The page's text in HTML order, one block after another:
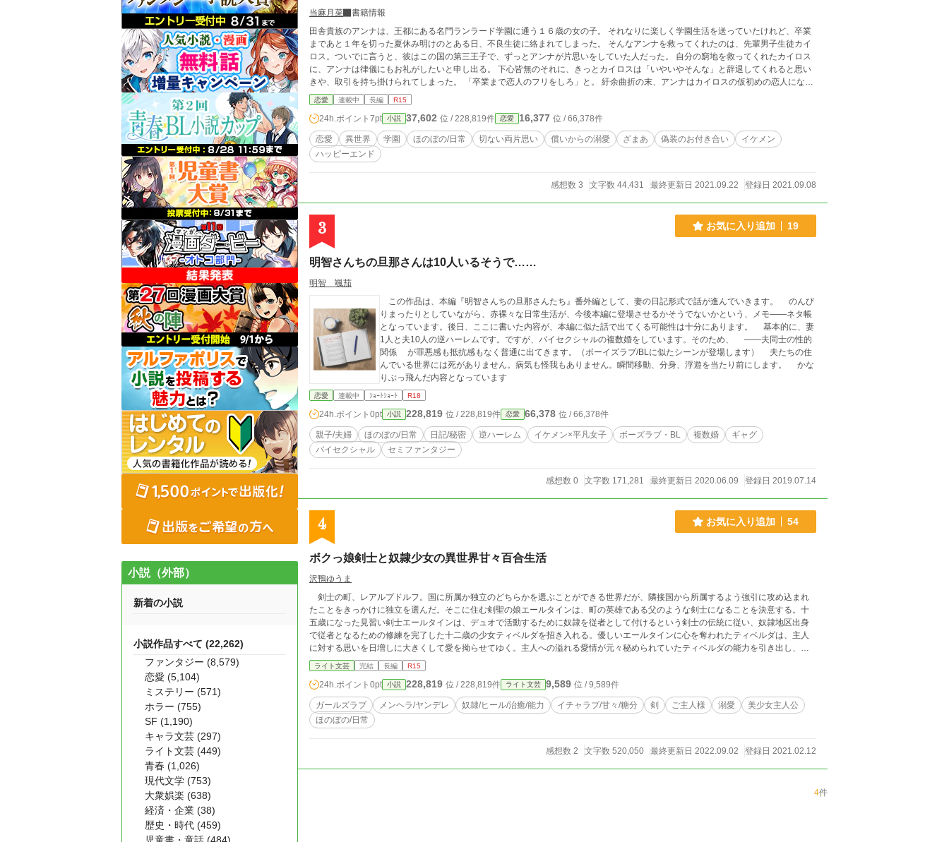
当麻月菜
書籍情報
田舎貴族のアンナは、王都にある名門ランラード学園に通う１６歳の女の子。 それなりに楽しく学園生活を送っていたけれど、卒業
まであと１年を切った夏休み明けのとある日、不良生徒に絡まれてしまった。 そんなアンナを救ってくれたのは、先輩男子生徒カイ
ロス。ついでに言うと、彼はこの国の第三王子で、ずっとアンナが片思いをしていた人だった。 自分の窮地を救ってくれたカイロス
に、アンナは律儀にもお礼がしたいと申し出る。 下心皆無のそれに、きっとカイロスは「いやいやそんな」と辞退してくれると思い
きや、取引を持ち掛けられてしまった。 「卒業まで恋人のフリをしろ」と。 紆余曲折の末、アンナはカイロスの仮初めの恋人になっ
た。 熱烈にカイロスを身体で口説き落としたふしだらな令嬢という肩書きまでオマケされて。 ただ一言「好き」と言えない男女が、
仮初の恋人を演じながら互いの距離を詰めたり取ったり、時々トラブルに見舞われたりする、ちょっと際どい学園生活。 ※過去に掲
載していた作品を改題、加筆修正して投稿しています。
恋愛 連載中 長編 R15
24h.ポイント 7pt 小説 37,602 位 / 228,819件 恋愛 16,377 位 / 66,378件
恋愛 異世界 学園 ほのぼの/日常 切ない両片思い 償いからの溺愛 ざまあ 偽装のお付き合い
イケメン
ハッピーエンド
感想数 3 文字数 44,431 最終更新日 2021.09.22 登録日 2021.09.08
3 お気に入り追加 19
明智さんちの旦那さんは10人いるそうで……
明智 颯茄
この作品は、本編『明智さんちの旦那さんたち』番外編として、妻の日記形式で話が進んでいきます。 のんび
りまったりとしていながら、赤裸々な日常生活が、今後本編に登場させるかそうでないかという、メモ――ネタ帳
となっています。後日、ここに書いた内容が、本編に似た話で出てくる可能性は十分にあります。 基本的に、妻
1人と夫10人の逆ハーレムです。ですが、バイセクシャルの複数婚をしています。そのため、 ――夫同士の性的
関係 が罪悪感も抵抗感もなく普通に出てきます。（ボーイズラブ/BLに似たシーンが登場します） 夫たちの住
んでいる世界には死がありません。病気も怪我もありません。瞬間移動、分身、浮遊を当たり前にします。 かな
りぶっ飛んだ内容となっています
恋愛 連載中 ｼｮｰﾄｼｮｰﾄ R18
24h.ポイント 0pt 小説 228,819 位 / 228,819件 恋愛 66,378 位 / 66,378件
親子/夫婦 ほのぼの/日常 日記/秘密 逆ハーレム イケメン×平凡女子 ボーズラブ・BL 複数婚
ギャグ
バイセクシャル
セミファンタジー
感想数 0 文字数 171,281 最終更新日 2020.06.09 登録日 2019.07.14
4 お気に入り追加 54
ボクっ娘剣士と奴隷少女の異世界甘々百合生活
沢鴨ゆうま
剣士の町、レアルプドルフ。国に所属か独立のどちらかを選ぶことができる世界だが、隣接国から所属するよう強引に攻め込まれ
たことをきっかけに独立を選んだ。そこに住む剣聖の娘エールタインは、町の英雄である父のような剣士になることを決意する。十
五歳になった見習い剣士エールタインは、デュオで活動するために奴隷を従者として付けるという剣士の伝統に従い、奴隷地区出身
で従者となるための修練を完了した十二歳の少女ティベルダを招き入れる。優しいエールタインに心を奪われたティベルダは、主人
に対する思いを日増しに大きくして愛を拗らせてゆく。主人への溢れる愛情が元々秘められていたティベルダの能力を引き出し、少
女剣士の従者として大いに活躍する。エールタインもティベルダからの愛を受け止め心を通わせてゆく中、エールタインを慕う見習
いの少女剣士がティベルダとの間に割って入ろうと英雄の娘に近づく。町の平穏と愛する者たちを守るために戦うボクっ娘剣士エー
ルタイン。主人を愛して止まない奴隷ティベルダ。能力によって仲間となった可愛い魔獣を従えて、町を守るために戦う少女剣士た
ちの和み系百合異世界物語！ ※この物語は完全フィクションであるため、それを念頭にお読みくださいませ。 © 2020 沢鴨ゆ
うま All Rights Reserved. 転載、複製、自作発言、webへのアップロードを一切禁止します (カクヨム、ノベルアップ+、小説家
になろうへも投稿しております)
ライト文芸 完結 長編 R15
24h.ポイント 0pt 小説 228,819 位 / 228,819件 ライト文芸 9,589 位 / 9,589件
ガールズラブ メンヘラ/ヤンデレ 奴隷/ヒール/治癒/能力 イチャラブ/甘々/糖分 剣 ご主人様 溺愛
美少女主人公
ほのぼの/日常
感想数 2 文字数 520,050 最終更新日 2022.09.02 登録日 2021.02.12
4件
小説（外部）
新着の小説
小説作品すべて (22,262)
ファンタジー (8,579)
恋愛 (5,104)
ミステリー (571)
ホラー (755)
SF (1,190)
キャラ文芸 (297)
ライト文芸 (449)
青春 (1,026)
現代文学 (753)
大衆娯楽 (638)
経済・企業 (38)
歴史・時代 (459)